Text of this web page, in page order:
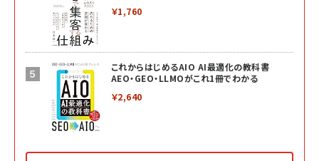
￥1,760
これからはじめるAIO AI最適化の教科書
AEO・GEO・LLMOがこれ1冊でわかる
￥2,640